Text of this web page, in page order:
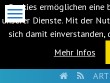
Cookies ermöglichen
unserer Dienste. Mit der
sich damit einverstanden,
Mehr Infos
HOMERSS